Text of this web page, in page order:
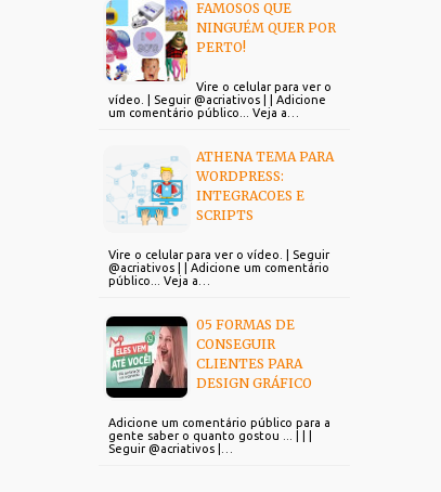
FAMOSOS QUE
NINGUÉM QUER POR
PERTO!
Vire o celular para ver o
vídeo. | Seguir @acriativos | | Adicione
um comentário público... Veja a…
ATHENA TEMA PARA
WORDPRESS:
INTEGRACOES E
SCRIPTS
Vire o celular para ver o vídeo. | Seguir
@acriativos | | Adicione um comentário
público... Veja a…
05 FORMAS DE
CONSEGUIR
CLIENTES PARA
DESIGN GRÁFICO
Adicione um comentário público para a
gente saber o quanto gostou ... | | |
Seguir @acriativos |…